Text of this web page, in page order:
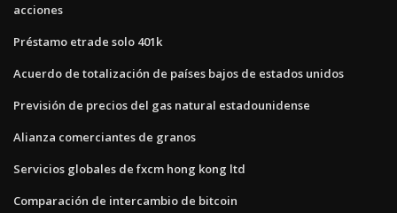
acciones
Préstamo etrade solo 401k
Acuerdo de totalización de países bajos de estados unidos
Previsión de precios del gas natural estadounidense
Alianza comerciantes de granos
Servicios globales de fxcm hong kong ltd
Comparación de intercambio de bitcoin